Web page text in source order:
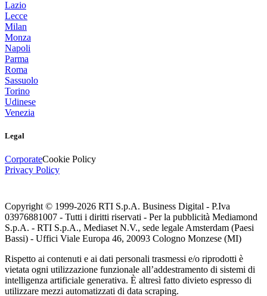
Lazio
Lecce
Milan
Monza
Napoli
Parma
Roma
Sassuolo
Torino
Udinese
Venezia
Legal
CorporateCookie Policy
Privacy Policy
Copyright © 1999-2026 RTI S.p.A. Business Digital - P.Iva
03976881007 - Tutti i diritti riservati - Per la pubblicità Mediamond
S.p.A. - RTI S.p.A., Mediaset N.V., sede legale Amsterdam (Paesi
Bassi) - Uffici Viale Europa 46, 20093 Cologno Monzese (MI)
Rispetto ai contenuti e ai dati personali trasmessi e/o riprodotti è
vietata ogni utilizzazione funzionale all’addestramento di sistemi di
intelligenza artificiale generativa. È altresì fatto divieto espresso di
utilizzare mezzi automatizzati di data scraping.